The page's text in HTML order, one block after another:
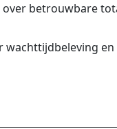
betrouwbare